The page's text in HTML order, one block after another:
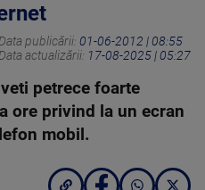
Data publicării: 01-06-2012 | 08:55
Data actualizării: 17-08-2025 | 05:27
petrece foarte
ore privind la un ecran
mobil.